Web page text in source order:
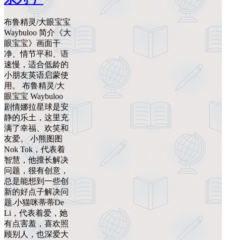
布鲁精灵/大眼宝宝
Waybuloo 简介《大
眼宝宝》画面干
净、情节平和、语
速慢，适合低龄的
小朋友英语启蒙使
用。 布鲁精灵/大
眼宝宝 Waybuloo
剧情娜拉星球是安
静的乐土，这里充
满了幸福、欢笑和
友爱。 小熊图图
Nok Tok，代表着
智慧，他擅长解决
问题，很有创意，
总是能想到一些创
新的好点子解决问
题.小猫咪蒂蒂De
Li，代表着爱，她
有点害羞，喜欢照
顾别人，也深爱大